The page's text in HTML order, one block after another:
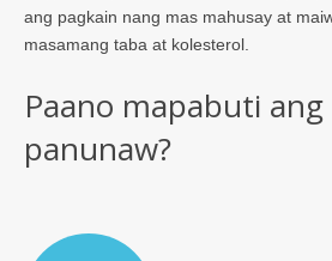
ang pagkain nang mas mahusay at
masamang taba at kolesterol.
Paano mapabuti
panunaw?